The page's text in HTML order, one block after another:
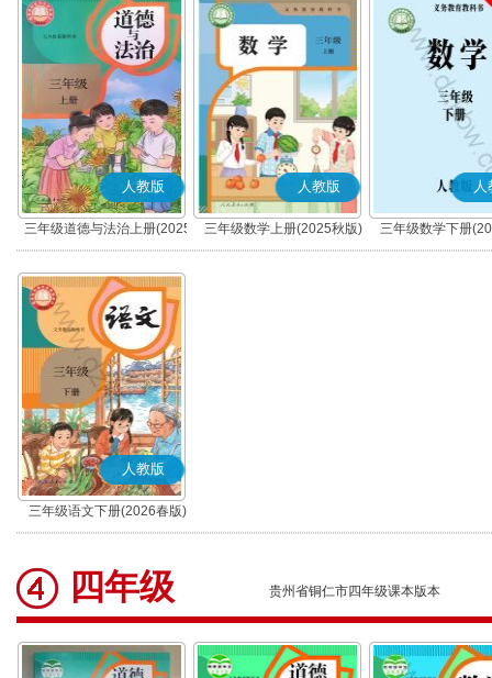
人教版
三年级道德与法治上册(2025
秋版)(部编版)
人教版
三年级数学上册(2025秋版)
人
三年级数学下册
人教版
三年级语文下册(2026春版)
(部编版)
四年级 贵州省铜仁市四年级课本版本